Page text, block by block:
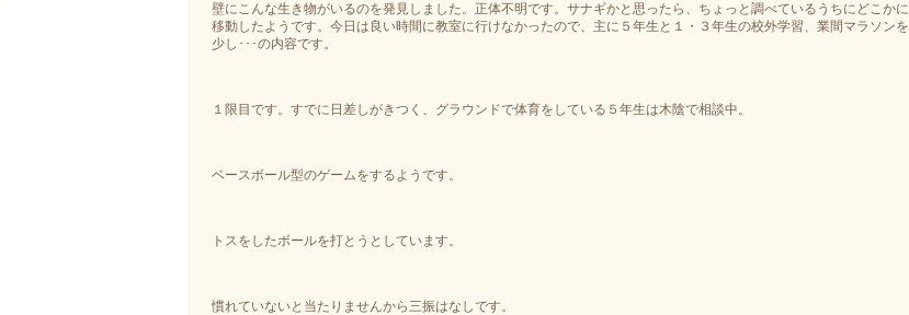
壁にこんな生き物がいるのを発見しました。正体不明です。サナギかと思ったら、ちょっと調べているうちにどこかに
移動したようです。今日は良い時間に教室に行けなかったので、主に５年生と１・３年生の校外学習、業間マラソンを
少し･･･の内容です。
１限目です。すでに日差しがきつく、グラウンドで体育をしている５年生は木陰で相談中。
ベースボール型のゲームをするようです。
トスをしたボールを打とうとしています。
慣れていないと当たりませんから三振はなしです。